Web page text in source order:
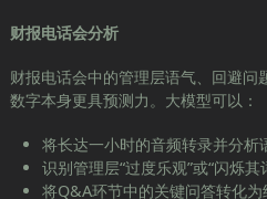
财报电话会分析
财报电话会中的管理层语气、回避问
数字本身更具预测力。大模型可以：
将长达一小时的音频转录并分析
识别管理层“过度乐观”或“闪烁其
将Q&A环节中的关键问答转化为